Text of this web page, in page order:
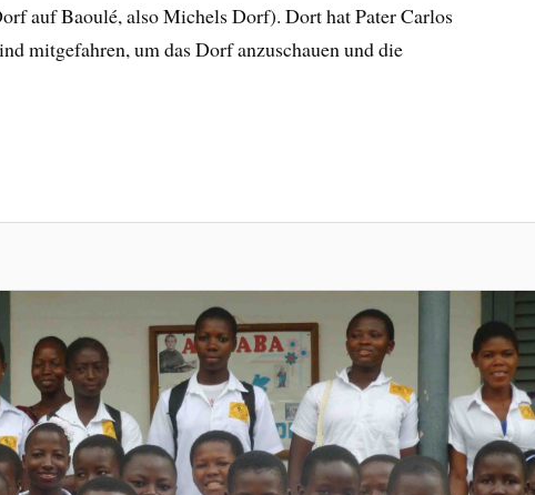
auf Baoulé, also Michels Dorf). Dort hat Pater Carlos
mitgefahren, um das Dorf anzuschauen und die